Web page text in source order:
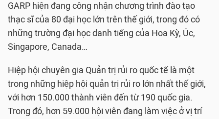
GARP hiện đang công nhận chương trình đào tạo
thạc sĩ của 80 đại học lớn trên thế giới, trong đó có
những trường đại học danh tiếng của Hoa Kỳ, Úc,
Singapore, Canada…
Hiệp hội chuyên gia Quản trị rủi ro quốc tế là một
trong những hiệp hội quản trị rủi ro lớn nhất thế giới,
với hơn 150.000 thành viên đến từ 190 quốc gia.
Trong đó, hơn 59.000 hội viên đang làm việc ở vị trí